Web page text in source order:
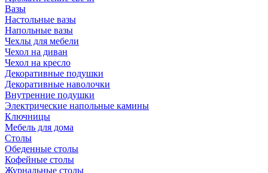
Вазы
Настольные вазы
Напольные вазы
Чехлы для мебели
Чехол на диван
Чехол на кресло
Декоративные подушки
Декоративные наволочки
Внутренние подушки
Электрические напольные камины
Ключницы
Мебель для дома
Столы
Обеденные столы
Кофейные столы
Журнальные столы